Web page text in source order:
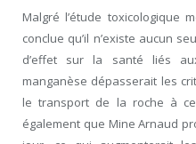
Malgré l’étude toxicologique
conclue qu’il n’existe aucun
d’effet sur la santé liés
manganèse dépasserait les
le transport de la roche à
également que Mine Arnaud